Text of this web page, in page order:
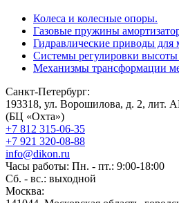
Колеса и колесные опоры.
Газовые пружины
Гидравлические приводы для
Системы регулировки высоты
Механизмы трансформации
Санкт-Петербург:
193318, ул. Ворошилова, д. 2, лит.
(БЦ «Охта»)
+7 812 315-06-35
+7 921 320-08-88
info@dikon.ru
Часы работы: Пн. - пт.: 9:00-18:00
Сб. - вс.: выходной
Москва: